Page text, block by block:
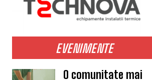
EVENIMENTE
O comunitate mai